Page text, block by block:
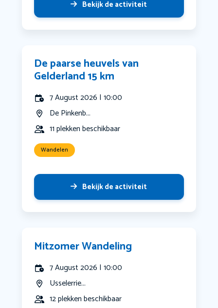
Bekijk de activiteit
De paarse heuvels van
Gelderland 15 km
7 August 2026 | 10:00
De Pinkenb...
11 plekken beschikbaar
Wandelen
Bekijk de activiteit
Mitzomer Wandeling
7 August 2026 | 10:00
Usselerrie...
12 plekken beschikbaar